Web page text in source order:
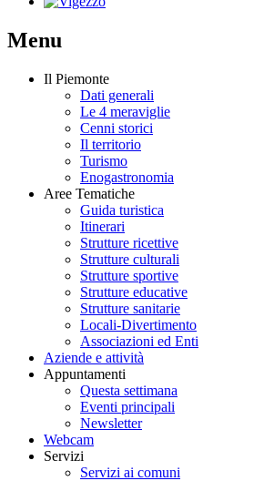
Menu
Il Piemonte
Dati generali
Le 4 meraviglie
Cenni storici
Il territorio
Turismo
Enogastronomia
Aree Tematiche
Guida turistica
Itinerari
Strutture ricettive
Strutture culturali
Strutture sportive
Strutture educative
Strutture sanitarie
Locali-Divertimento
Associazioni ed Enti
Aziende e attività
Appuntamenti
Questa settimana
Eventi principali
Newsletter
Webcam
Servizi
Servizi ai comuni